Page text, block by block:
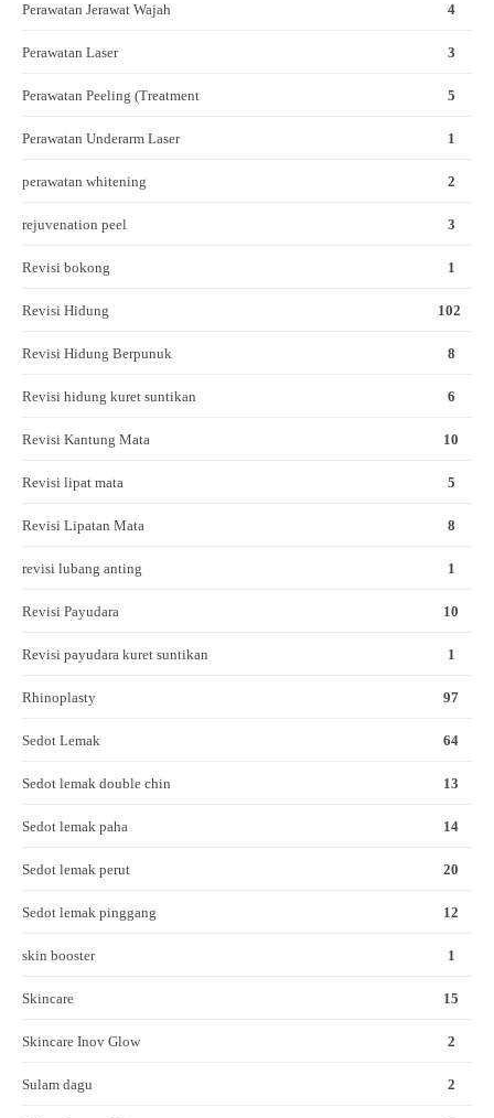
Perawatan Jerawat Wajah 4
Perawatan Laser 3
Perawatan Peeling (Treatment 5
Perawatan Underarm Laser 1
perawatan whitening 2
rejuvenation peel 3
Revisi bokong 1
Revisi Hidung 102
Revisi Hidung Berpunuk 8
Revisi hidung kuret suntikan 6
Revisi Kantung Mata 10
Revisi lipat mata 5
Revisi Lipatan Mata 8
revisi lubang anting 1
Revisi Payudara 10
Revisi payudara kuret suntikan 1
Rhinoplasty 97
Sedot Lemak 64
Sedot lemak double chin 13
Sedot lemak paha 14
Sedot lemak perut 20
Sedot lemak pinggang 12
skin booster 1
Skincare 15
Skincare Inov Glow 2
Sulam dagu 2